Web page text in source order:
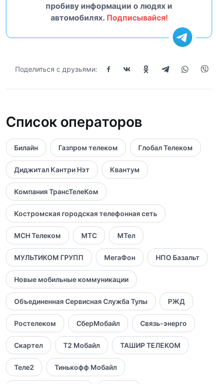
пробиву информации о людях и
автомобилях. Подписывайся!
Поделиться с друзьями:
Список операторов
Билайн Газпром телеком Глобал Телеком
Диджитал Кантри Нэт Квантум
Компания ТрансТелеКом
Костромская городская телефонная сеть
МСН Телеком МТС МТел
МУЛЬТИКОМ ГРУПП МегаФон НПО Базальт
Новые мобильные коммуникации
Объединенная Сервисная Служба Тулы РЖД
Ростелеком СберМобайл Связь-энерго
Скартел Т2 Мобайл ТАШИР ТЕЛЕКОМ
Теле2 Тинькофф Мобайл